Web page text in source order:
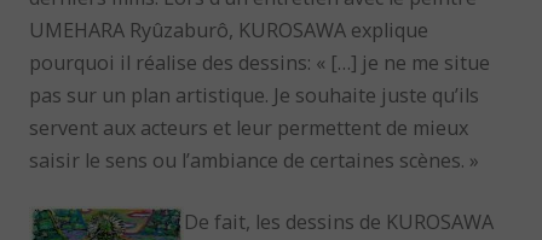
UMEHARA Ryûzaburô, KUROSAWA explique
pourquoi il réalise des dessins: « […] je ne me situe
pas sur un plan artistique. Je souhaite juste qu’ils
servent aux acteurs et leur permettent de mieux
saisir le sens ou l’ambiance de certaines scènes. »
De fait, les dessins de KUROSAWA